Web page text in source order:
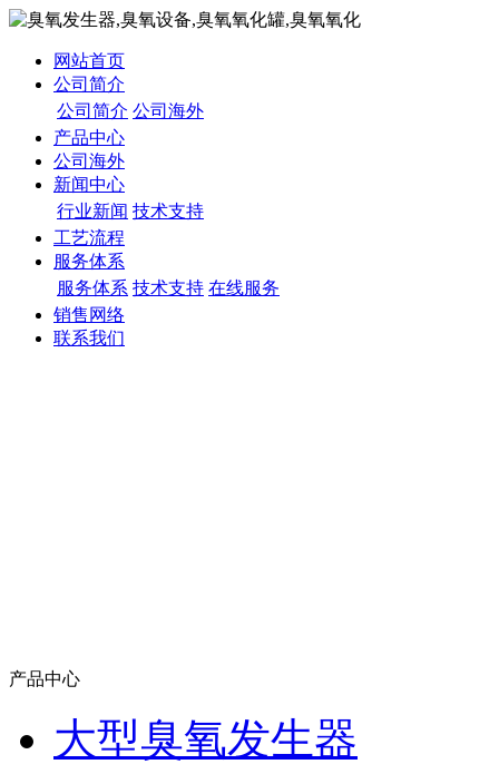
网站首页
公司简介
公司简介 公司海外
产品中心
公司海外
新闻中心
行业新闻 技术支持
工艺流程
服务体系
服务体系 技术支持 在线服务
销售网络
联系我们
产品中心
大型臭氧发生器